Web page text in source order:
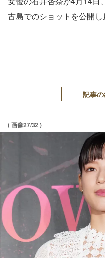
古島でのショットを公開
記事
( 画像27/32 )